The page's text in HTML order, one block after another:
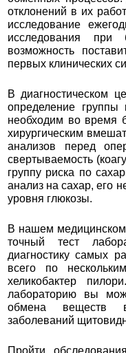
отклонений в их
исследование
исследования при
возможность
первых клинических
В диагностическом
определение группы
необходим во время
хирургическим
анализов перед
свертываемость
группу риска по
анализ на сахар, его
уровня глюкозы.
В нашем
точный тест
диагностику самых
всего по
хеликобактер
лабораторию вы
обмена веществ
заболеваний
Пройти